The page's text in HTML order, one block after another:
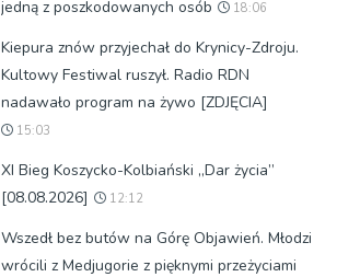
jedną z poszkodowanych osób
18:06
Kiepura znów przyjechał do Krynicy-Zdroju.
Kultowy Festiwal ruszył. Radio RDN
nadawało program na żywo [ZDJĘCIA]
15:03
XI Bieg Koszycko-Kolbiański „Dar życia”
[08.08.2026]
12:12
Wszedł bez butów na Górę Objawień. Młodzi
wrócili z Medjugorie z pięknymi przeżyciami